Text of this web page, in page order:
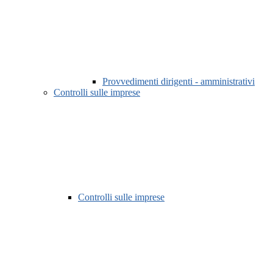
Provvedimenti dirigenti - amministrativi
Controlli sulle imprese
Controlli sulle imprese